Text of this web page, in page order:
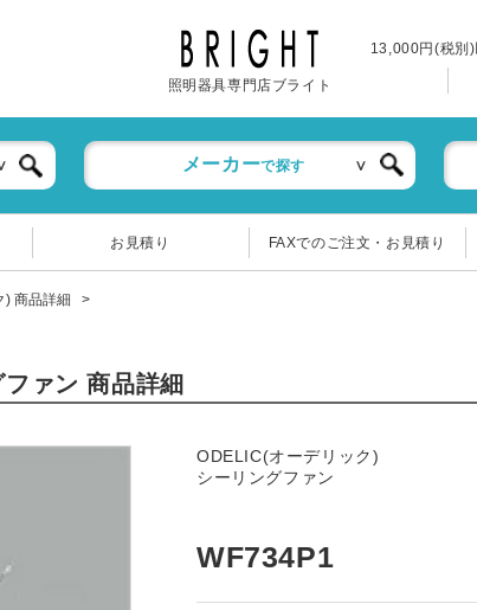
照明器具専門店ブライト
13,000円(税別
メーカーで探す
お見積り FAXでのご注文・お見積り
) 商品詳細
ァン 商品詳細
ODELIC(オーデリック)
シーリングファン
WF734P1